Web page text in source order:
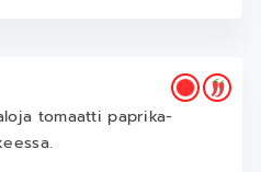
tomaatti paprika-